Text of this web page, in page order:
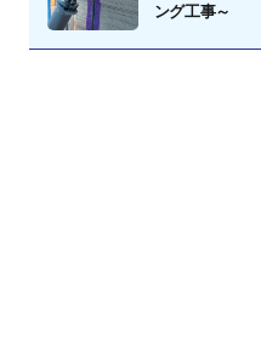
ング工事～